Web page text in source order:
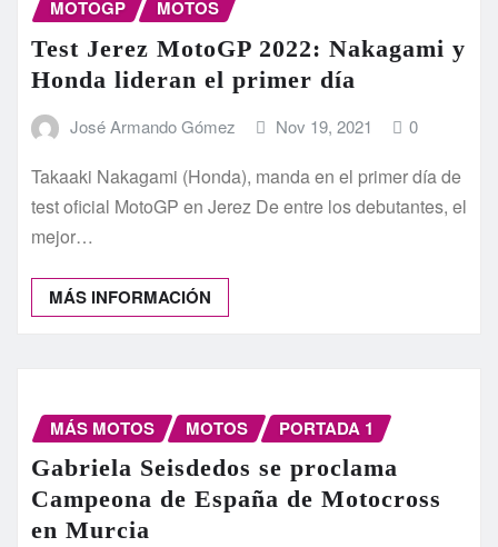
MOTOGP MOTOS
Test Jerez MotoGP 2022: Nakagami y
Honda lideran el primer día
José Armando Gómez Nov 19, 2021 0
Takaaki Nakagami (Honda), manda en el primer día de
test oficial MotoGP en Jerez De entre los debutantes, el
mejor…
MÁS INFORMACIÓN
MÁS MOTOS MOTOS PORTADA 1
Gabriela Seisdedos se proclama
Campeona de España de Motocross
en Murcia